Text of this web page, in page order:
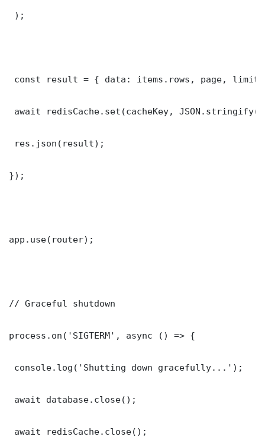
);
const result = { data: items.rows, page,
await redisCache.set(cacheKey,
res.json(result);
});
app.use(router);
// Graceful shutdown
process.on('SIGTERM', async () => {
console.log('Shutting down gracefully...');
await database.close();
await redisCache.close();